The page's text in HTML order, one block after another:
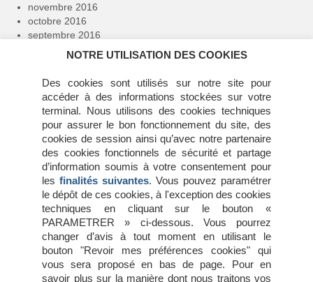
novembre 2016
octobre 2016
septembre 2016
avril 2016
janvier 2016
décembre 2015
novembre 2015
juin 2015
mai 2015
avril 2015
mars 2015
février 2015
janvier 2015
octobre 2014
NOTRE UTILISATION DES COOKIES
Des cookies sont utilisés sur notre site pour
accéder à des informations stockées sur votre
terminal. Nous utilisons des cookies techniques
pour assurer le bon fonctionnement du site, des
cookies de session ainsi qu’avec notre partenaire
des cookies fonctionnels de sécurité et partage
d’information soumis à votre consentement pour
les finalités suivantes. Vous pouvez paramétrer
le dépôt de ces cookies, à l'exception des cookies
techniques en cliquant sur le bouton «
PARAMETRER » ci-dessous. Vous pourrez
changer d’avis à tout moment en utilisant le
bouton "Revoir mes préférences cookies" qui
vous sera proposé en bas de page. Pour en
savoir plus sur la manière dont nous traitons vos